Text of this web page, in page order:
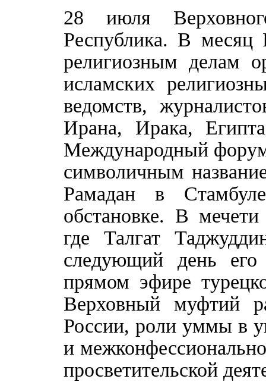
28 июля
Республика. В месяц
религиозным делам
исламских
ведомств,
Ирана, Ирака,
Международный форум
символичным
Рамадан в
обстановке. В
где Талгат
следующий день его
прямом эфире
Верховный муфтий
России, роли уммы в
и
просветительской